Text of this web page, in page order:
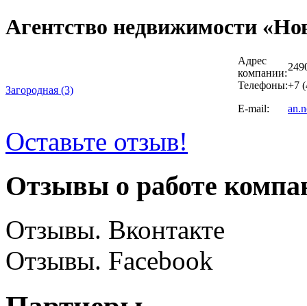
Агентство недвижимости
Загородная (3)
Адрес
компании:
Телефоны:+7
E-mail:
Оставьте отзыв!
Отзывы о работе
Отзывы. Вконтакте
Отзывы. Facebook